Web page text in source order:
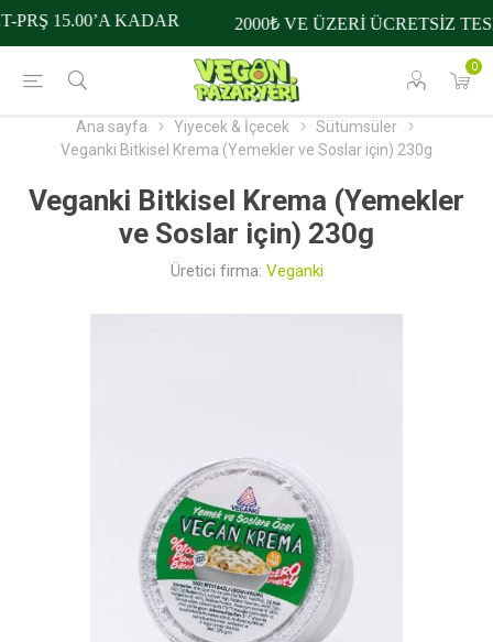
0
15.00’A KADAR 2000₺ VE ÜZERİ ÜCRETSİZ
Ana sayfa Yiyecek & İçecek
Sütümsüler
Veganki Bitkisel Krema (Yemekler ve Soslar için) 230g
Veganki Bitkisel Krema (Yemekler
ve Soslar için) 230g
Üretici firma: Veganki